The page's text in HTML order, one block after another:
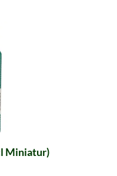
Miniatur)